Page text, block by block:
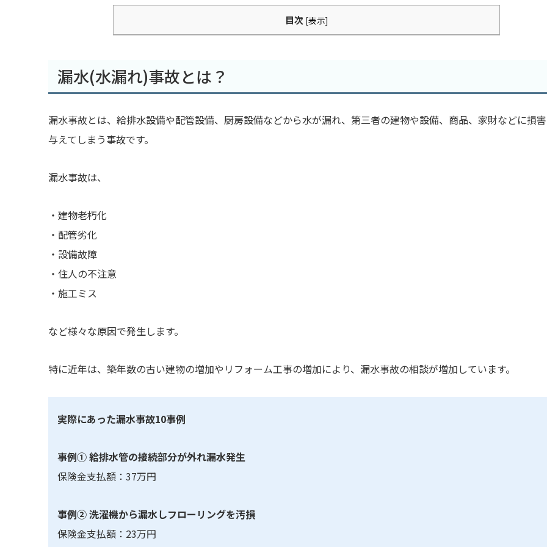
目次 [表示]
漏水(水漏れ)事故とは？
漏水事故とは、給排水設備や配管設備、厨房設備などから水が漏れ、第三者の建物や設備、商品、家財などに損
与えてしまう事故です。
漏水事故は、
・建物老朽化
・配管劣化
・設備故障
・住人の不注意
・施工ミス
など様々な原因で発生します。
特に近年は、築年数の古い建物の増加やリフォーム工事の増加により、漏水事故の相談が増加しています。
実際にあった漏水事故10事例
事例① 給排水管の接続部分が外れ漏水発生
保険金支払額：37万円
事例② 洗濯機から漏水しフローリングを汚損
保険金支払額：23万円